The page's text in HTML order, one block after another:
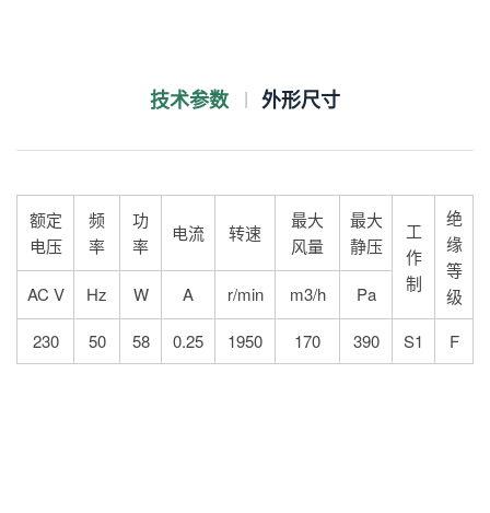
技术参数 外形尺寸
额定
电压
频
率
功
率
电流 转速
最大
风量
最大
静压
工
作
制
绝
缘
等
级
AC V Hz W A r/min m3/h Pa
230 50 58 0.25 1950 170 390 S1 F